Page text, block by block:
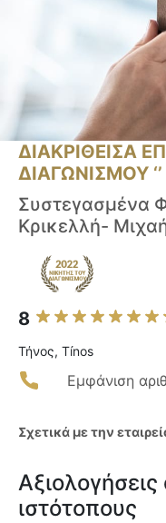
ΔΙΑΚΡΙΘΕΙΣΑ
ΔΙΑΓΩΝΙΣΜΟΥ ‘’
Συστεγασμένα
Κρικελλή-
8
Τήνος, Tínos
Εμφάνιση
Σχετικά με την
ιστότοπους